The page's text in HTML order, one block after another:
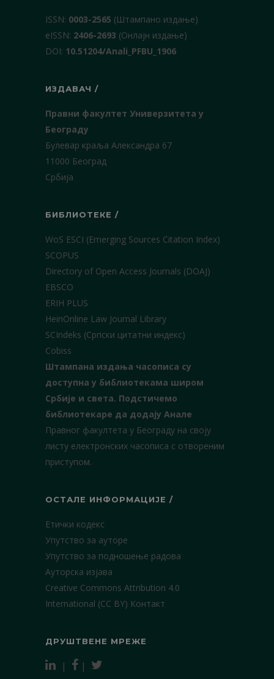
ISSN: 0003-2565 (Штампано издање)
еISSN: 2406-2693 (Онлајн издање)
DOI: 10.51204/Anali_PFBU_1906
ИЗДАВАЧ /
Правни факултет Универзитета у
Београду
Булевар краља Александра 67
11000 Београд
Србија
БИБЛИОТЕКЕ /
WoS ESCI (Emerging Sources Citation Index)
SCOPUS
Directory of Open Access Journals (DOAJ)
EBSCO
ERIH PLUS
HeinOnline Law Journal Library
SCIndeks (Српски цитатни индекс)
Cobiss
Штампана издања часописа су
доступна у библиотекама широм
Србије и света. Подстичемо
библиотекаре да додају Анале
Правног факултета у Београду на своју
листу електронских часописа с отвореним
приступом.
ОСТАЛЕ ИНФОРМАЦИЈЕ /
Етички кодекс
Упутство за ауторе
Упутство за подношење радова
Ауторска изјава
Creative Commons Attribution 4.0
International (CC BY) Контакт
ДРУШТВЕНЕ МРЕЖЕ
| |